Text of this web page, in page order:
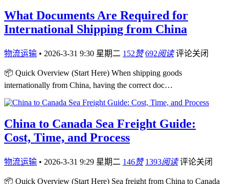
What Documents Are Required for
International Shipping from China
物流运输 • 2026-3-31 9:30 星期二 152赞 692阅读 评论关闭
📦 Quick Overview (Start Here) When shipping goods
internationally from China, having the correct doc…
China to Canada Sea Freight Guide:
Cost, Time, and Process
物流运输 • 2026-3-31 9:29 星期二 146赞 1393阅读 评论关闭
📦 Quick Overview (Start Here) Sea freight from China to Canada